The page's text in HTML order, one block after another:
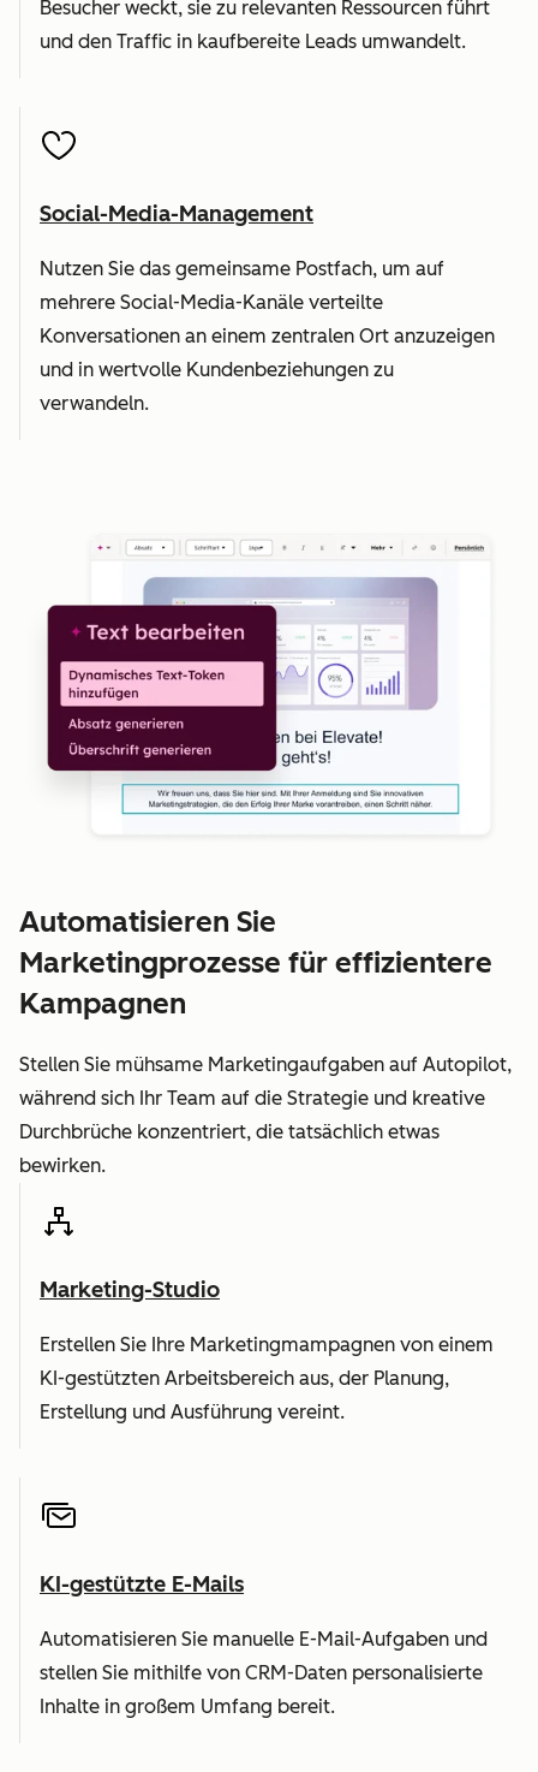
Besucher weckt, sie zu relevanten Ressourcen führt
und den Traffic in kaufbereite Leads umwandelt.
Social-Media-Management
Nutzen Sie das gemeinsame Postfach, um auf
mehrere Social-Media-Kanäle verteilte
Konversationen an einem zentralen Ort anzuzeigen
und in wertvolle Kundenbeziehungen zu
verwandeln.
Automatisieren Sie
Marketingprozesse für effizientere
Kampagnen
Stellen Sie mühsame Marketingaufgaben auf Autopilot,
während sich Ihr Team auf die Strategie und kreative
Durchbrüche konzentriert, die tatsächlich etwas
bewirken.
Marketing-Studio
Erstellen Sie Ihre Marketingmampagnen von einem
KI-gestützten Arbeitsbereich aus, der Planung,
Erstellung und Ausführung vereint.
KI-gestützte E-Mails
Automatisieren Sie manuelle E-Mail-Aufgaben und
stellen Sie mithilfe von CRM-Daten personalisierte
Inhalte in großem Umfang bereit.